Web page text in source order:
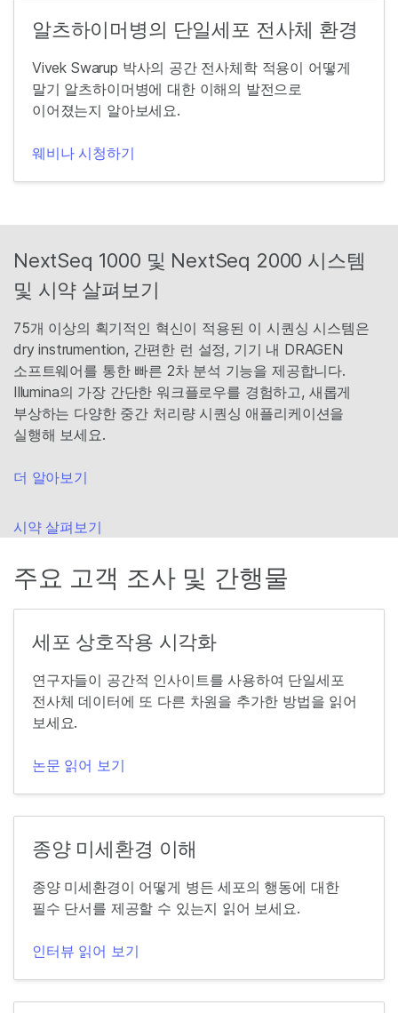
알츠하이머병의 단일세포 전사체 환경
Vivek Swarup 박사의 공간 전사체학 적용이 어떻게
말기 알츠하이머병에 대한 이해의 발전으로
이어졌는지 알아보세요.
웨비나 시청하기
NextSeq 1000 및 NextSeq 2000 시스템
및 시약 살펴보기
75개 이상의 획기적인 혁신이 적용된 이 시퀀싱 시스템은
dry instrumention, 간편한 런 설정, 기기 내 DRAGEN
소프트웨어를 통한 빠른 2차 분석 기능을 제공합니다.
Illumina의 가장 간단한 워크플로우를 경험하고, 새롭게
부상하는 다양한 중간 처리량 시퀀싱 애플리케이션을
실행해 보세요.
더 알아보기
시약 살펴보기
주요 고객 조사 및 간행물
세포 상호작용 시각화
연구자들이 공간적 인사이트를 사용하여 단일세포
전사체 데이터에 또 다른 차원을 추가한 방법을 읽어
보세요.
논문 읽어 보기
종양 미세환경 이해
종양 미세환경이 어떻게 병든 세포의 행동에 대한
필수 단서를 제공할 수 있는지 읽어 보세요.
인터뷰 읽어 보기